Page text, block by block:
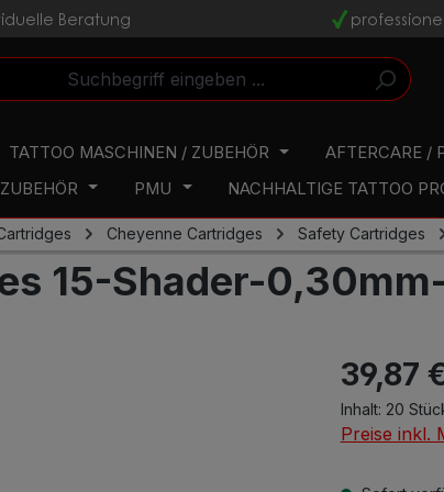
Beratung v
TATTOO MASCHINEN / ZUBEHÖR AFTERCARE /
PMU NACHHALTIGE TATTOO
Cheyenne Cartridges Safety Cartridges
15-Shader-
39,87
Inhalt: 20
Preise inkl.